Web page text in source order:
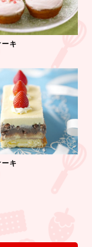
キ
キ